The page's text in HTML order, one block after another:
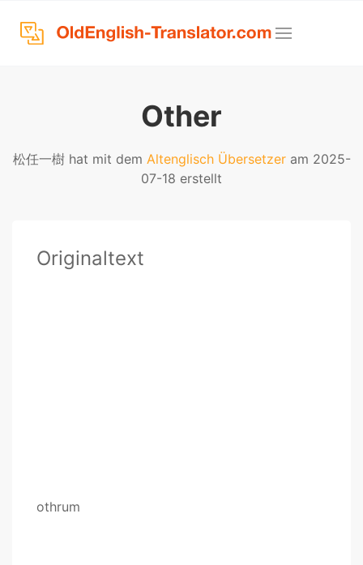
Other
松任一樹 hat mit dem Altenglisch Übersetzeram 2025-
07-18 erstellt
Originaltext
othrum